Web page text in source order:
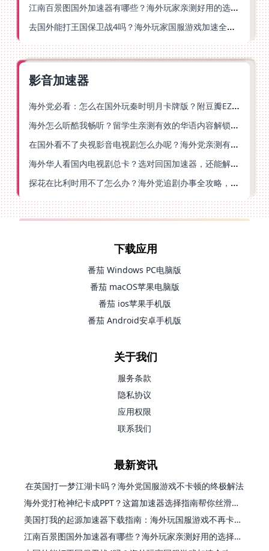
江南百景图国外加速器有哪些？海外玩家亲测好用的选择与避坑指南
去国外能打王国保卫战4吗？海外玩家国服游戏加速全攻略（附公主连结幻想江湖实测）
影音加速器
海外党必看：怎么在国外玩秦时明月卡牌版？附豆瓣EZCast地区限制破解法
海外怎么听酷我畅听？留学生亲测有效的华语内容解锁指南
在国外看不了央视影音电视剧怎么办呢？海外党亲测有效的回国加速方案
海外华人看国内电视剧总卡？选对回国加速器，还能解决菲律宾打不开反诈中心的问题
探花在比利时用不了怎么办？海外党追剧办事全攻略，选对加速器就够了
下载应用
番茄 Windows PC电脑版
番茄 macOS苹果电脑版
番茄 ios苹果手机版
番茄 Android安卓手机版
关于我们
服务条款
隐私协议
应用权限
联系我们
最新资讯
在英国打一梦江湖卡吗？海外党国服游戏不卡顿的终极解法
海外党打枪神纪卡成PPT？这篇加速器选择指南帮你丝滑上分
美国打我的起源加速器下载指南：海外玩国服游戏不再卡的终极方案
江南百景图国外加速器有哪些？海外玩家亲测好用的选择与避坑指南